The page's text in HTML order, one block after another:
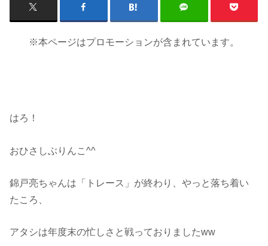
※本ページはプロモーションが含まれています。
はろ！
おひさしぶりんこ^^
錦戸亮ちゃんは「トレース」が終わり、やっと落ち着い
たころ、
アタシは年度末の忙しさと戦っておりましたww